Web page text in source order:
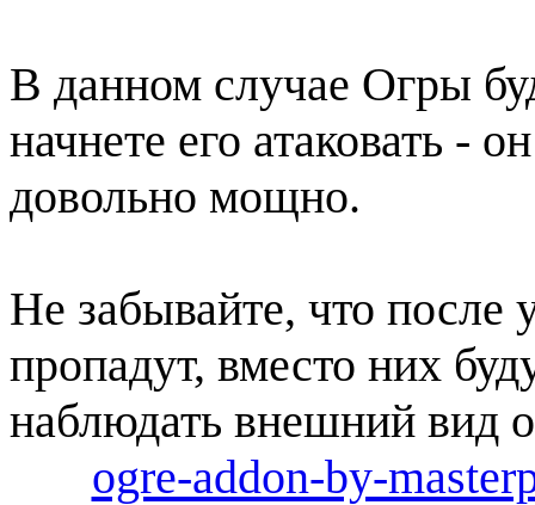
В данном случае Огры
начнете его атаковать -
довольно мощно.
Не забывайте, что
пропадут, вместо них
наблюдать внешний вид
ogre-addon-by-